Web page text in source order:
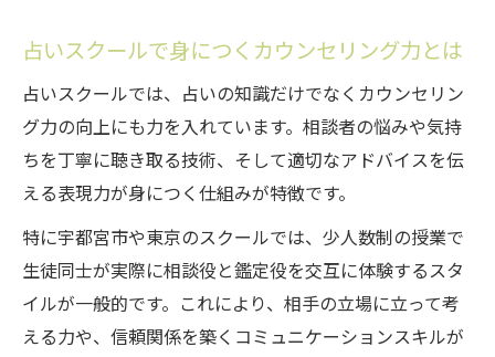
占いスクールで身につくカウンセリング力とは
占いスクールでは、占いの知識だけでなくカウンセリン
グ力の向上にも力を入れています。相談者の悩みや気持
ちを丁寧に聴き取る技術、そして適切なアドバイスを伝
える表現力が身につく仕組みが特徴です。
特に宇都宮市や東京のスクールでは、少人数制の授業で
生徒同士が実際に相談役と鑑定役を交互に体験するスタ
イルが一般的です。これにより、相手の立場に立って考
える力や、信頼関係を築くコミュニケーションスキルが